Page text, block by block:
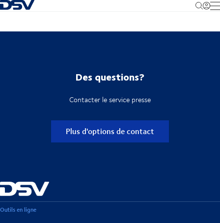
Retour à la page d'accueil
Des questions?
Contacter le service presse
Plus d'options de contact
Outils en ligne